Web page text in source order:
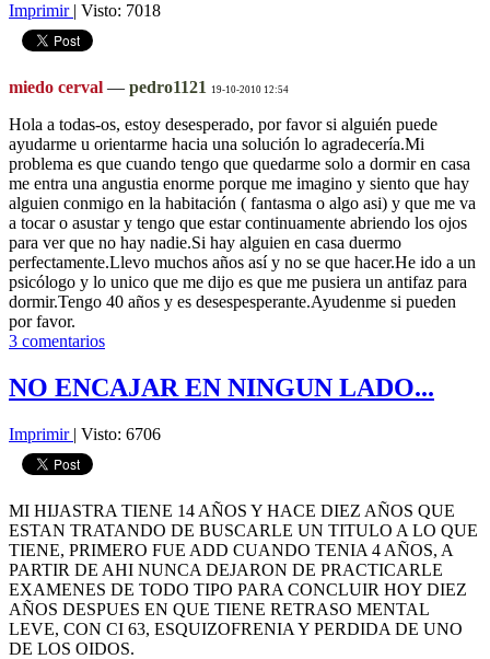
Imprimir | Visto: 7018
miedo cerval — pedro1121 19-10-2010 12:54
Hola a todas-os, estoy desesperado, por favor si alguién puede
ayudarme u orientarme hacia una solución lo agradecería.Mi
problema es que cuando tengo que quedarme solo a dormir en casa
me entra una angustia enorme porque me imagino y siento que hay
alguien conmigo en la habitación ( fantasma o algo asi) y que me va
a tocar o asustar y tengo que estar continuamente abriendo los ojos
para ver que no hay nadie.Si hay alguien en casa duermo
perfectamente.Llevo muchos años así y no se que hacer.He ido a un
psicólogo y lo unico que me dijo es que me pusiera un antifaz para
dormir.Tengo 40 años y es desespesperante.Ayudenme si pueden
por favor.
3 comentarios
NO ENCAJAR EN NINGUN LADO...
Imprimir | Visto: 6706
MI HIJASTRA TIENE 14 AÑOS Y HACE DIEZ AÑOS QUE
ESTAN TRATANDO DE BUSCARLE UN TITULO A LO QUE
TIENE, PRIMERO FUE ADD CUANDO TENIA 4 AÑOS, A
PARTIR DE AHI NUNCA DEJARON DE PRACTICARLE
EXAMENES DE TODO TIPO PARA CONCLUIR HOY DIEZ
AÑOS DESPUES EN QUE TIENE RETRASO MENTAL
LEVE, CON CI 63, ESQUIZOFRENIA Y PERDIDA DE UNO
DE LOS OIDOS.